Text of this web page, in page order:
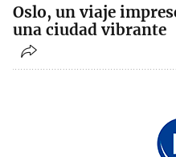
Oslo, un viaje
una ciudad vibrante